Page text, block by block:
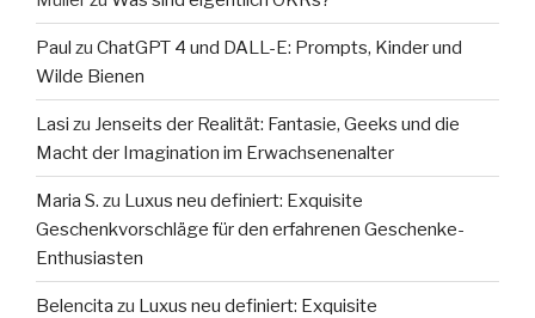
Paul zu ChatGPT 4 und DALL-E: Prompts, Kinder und
Wilde Bienen
Lasi zu Jenseits der Realität: Fantasie, Geeks und die
Macht der Imagination im Erwachsenenalter
Maria S. zu Luxus neu definiert: Exquisite
Geschenkvorschläge für den erfahrenen Geschenke-
Enthusiasten
Belencita zu Luxus neu definiert: Exquisite